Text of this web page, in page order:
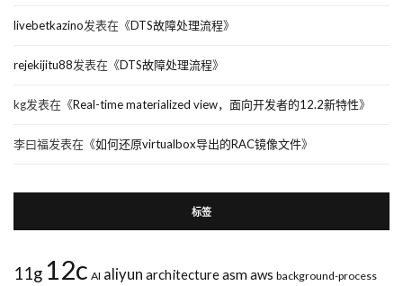
livebetkazino发表在《DTS故障处理流程》
rejekijitu88发表在《DTS故障处理流程》
kg发表在《Real-time materialized view，面向开发者的12.2新特性》
李曰福发表在《如何还原virtualbox导出的RAC镜像文件》
标签
11g 12c AI aliyun architectureasmaws background-process